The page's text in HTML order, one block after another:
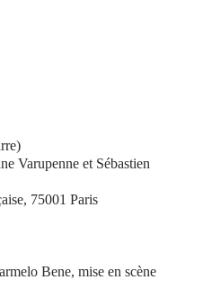
Varupenne et Sébastien
75001 Paris
Bene, mise en scène